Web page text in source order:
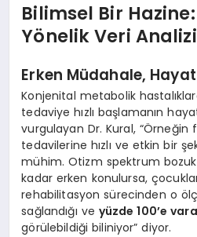
Bilimsel Bir
Yönelik Veri Analizi
Erken Müdahale, Hayat
Konjenital metabolik
tedaviye hızlı başlamanın
vurgulayan Dr. Kural,
tedavilerine hızlı ve etkin bir
mühim. Otizm spektrum
kadar erken konulursa,
rehabilitasyon sürecinden o
sağlandığı ve yüzde 100’e
görülebildiği biliniyor” diyor.